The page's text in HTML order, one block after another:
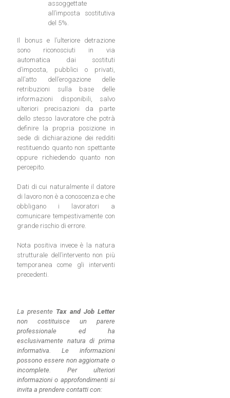
assoggettate
all’imposta sostitutiva
del 5%.
Il bonus e l’ulteriore detrazione
sono riconosciuti in via
automatica dai sostituti
d’imposta, pubblici o privati,
all’atto dell’erogazione delle
retribuzioni sulla base delle
informazioni disponibili, salvo
ulteriori precisazioni da parte
dello stesso lavoratore che potrà
definire la propria posizione in
sede di dichiarazione dei redditi
restituendo quanto non spettante
oppure richiedendo quanto non
percepito.
Dati di cui naturalmente il datore
di lavoro non è a conoscenza e che
obbligano i lavoratori a
comunicare tempestivamente con
grande rischio di errore.
Nota positiva invece è la natura
strutturale dell’intervento non più
temporanea come gli interventi
precedenti.
La presente Tax and Job Letter
non costituisce un parere
professionale ed ha
esclusivamente natura di prima
informativa. Le informazioni
possono essere non aggiornate o
incomplete.
Per ulteriori
informazioni o approfondimenti si
invita a prendere contatti con: